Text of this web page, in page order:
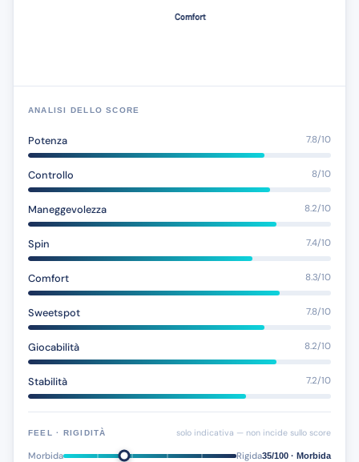
ANALISI DELLO SCORE
Potenza 7.8/10
Controllo 8/10
Maneggevolezza 8.2/10
Spin 7.4/10
Comfort 8.3/10
Sweetspot 7.8/10
Giocabilità 8.2/10
Stabilità 7.2/10
FEEL · RIGIDITÀ solo indicativa — non incide sullo score
Morbida Rigida35/100 · Morbida